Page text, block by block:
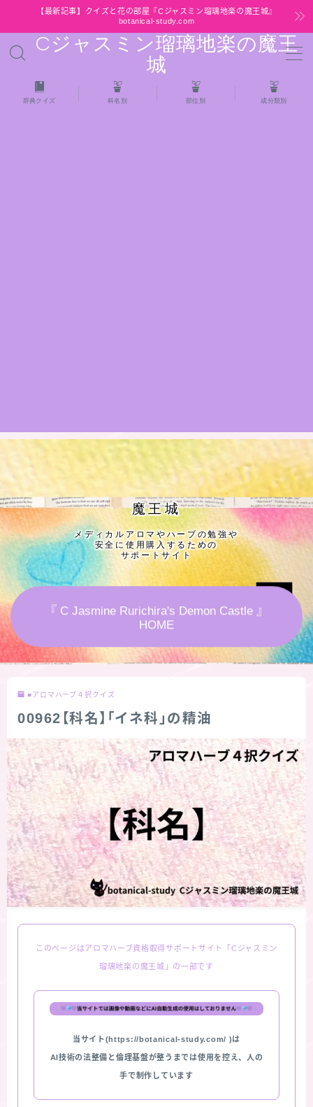
【最新記事】クイズと花の部屋『Cジャスミン瑠璃地楽の魔王城』
botanical-study.com
Cジャスミン瑠璃地楽の魔王
城
MENU
HOME
公式ウェブサイト『Botanical Study』
Cジャスミン瑠璃地楽の主な活動先リンク集
プロフィール
アロマハーブアンケート
おすすめ商品＆レビュー
★スペシャルアロマハーブ４択クイズ (kindle出
お問い合わせ
サイトマップ
辞典クイズ 科名別 部位別 成分類別
魔王城
メディカルアロマやハーブの勉強や
安全に使用購入するための
サポートサイト
『 C Jasmine Rurichira's Demon Castle 』
HOME
■アロマハーブ４択クイズ
00962【科名】「イネ科」の精油
このページはアロマハーブ資格取得サポートサイト「Cジャスミン
瑠璃地楽の魔王城」の一部です
当サイト(https://botanical-study.com/ )は
AI技術の法整備と倫理基盤が整うまでは使用を控え、人の
手で制作しています